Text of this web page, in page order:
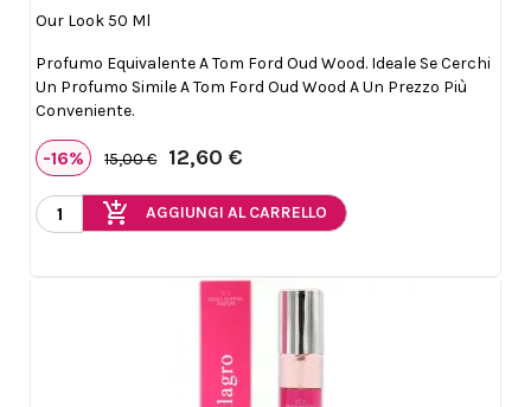
Our Look 50 Ml
Profumo Equivalente A Tom Ford Oud Wood. Ideale Se Cerchi
Un Profumo Simile A Tom Ford Oud Wood A Un Prezzo Più
Conveniente.
-16% 15,00 € 12,60 €
add_shopping_cart AGGIUNGI AL CARRELLO